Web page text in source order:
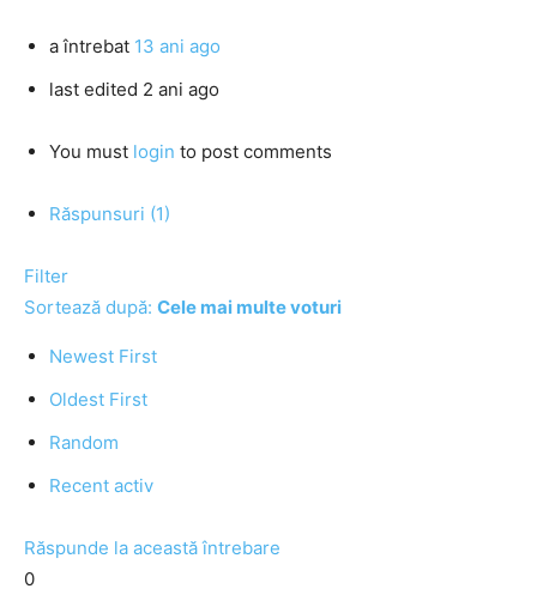
a întrebat 13 ani ago
last edited 2 ani ago
You must login to post comments
Răspunsuri (1)
Filter
Sortează după: Cele mai multe voturi
Newest First
Oldest First
Random
Recent activ
Răspunde la această întrebare
0